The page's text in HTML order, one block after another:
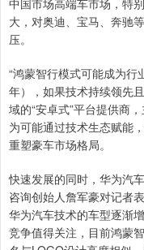
大，对奥迪、宝马、奔驰
压。
“鸿蒙智行模式可能成为行
年），如果技术持续领先
域的“安卓式”平台提供商
为可能通过技术生态赋能
重塑豪车市场格局。
快速发展的同时，华为汽
咨询创始人詹军豪对记者
华为汽车技术的车型逐渐
竞争值得关注，目前鸿蒙